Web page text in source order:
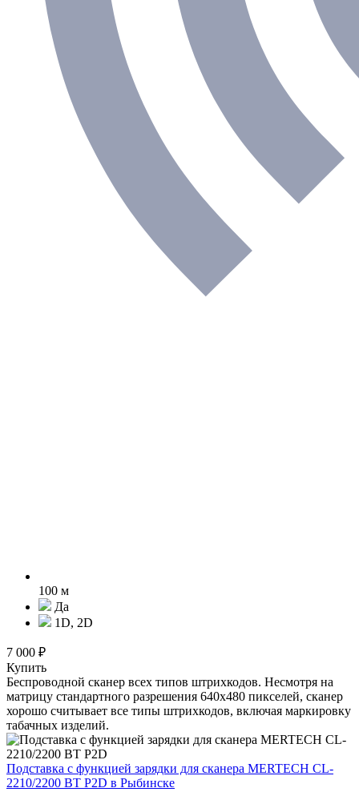
100 м
Да
1D, 2D
7 000 ₽
Купить
Беспроводной сканер всех типов штрихкодов. Несмотря на
матрицу стандартного разрешения 640х480 пикселей, сканер
хорошо считывает все типы штрихкодов, включая маркировку
табачных изделий.
Подставка с функцией зарядки для сканера MERTECH CL-
2210/2200 BT P2D в Рыбинске